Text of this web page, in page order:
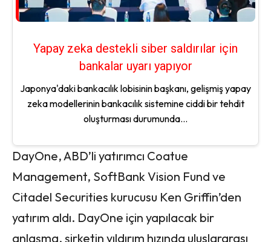
Yapay zeka destekli siber saldırılar için
bankalar uyarı yapıyor
Japonya'daki bankacılık lobisinin başkanı, gelişmiş yapay
zeka modellerinin bankacılık sistemine ciddi bir tehdit
oluşturması durumunda...
DayOne, ABD’li yatırımcı Coatue
Management, SoftBank Vision Fund ve
Citadel Securities kurucusu Ken Griffin’den
yatırım aldı. DayOne için yapılacak bir
anlaşma, şirketin yıldırım hızında uluslararası